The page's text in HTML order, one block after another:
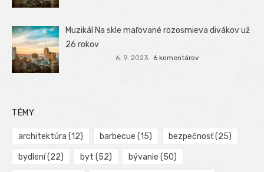
Muzikál Na skle maľované rozosmieva divákov už
26 rokov
6. 9. 2023 6 komentárov
TÉMY
architektúra (12) barbecue (15) bezpečnosť(25)
bydlení(22) byt (52) bývanie (50)